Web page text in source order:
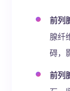
前列
腺纤
碍，
前列